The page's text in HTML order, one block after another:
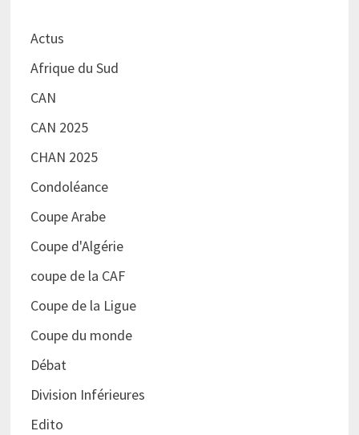
Actus
Afrique du Sud
CAN
CAN 2025
CHAN 2025
Condoléance
Coupe Arabe
Coupe d'Algérie
coupe de la CAF
Coupe de la Ligue
Coupe du monde
Débat
Division Inférieures
Edito